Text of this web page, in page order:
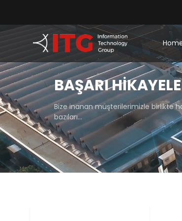
BAŞARI
Bize inanan müşterilerimizle birlikte
bazıları…